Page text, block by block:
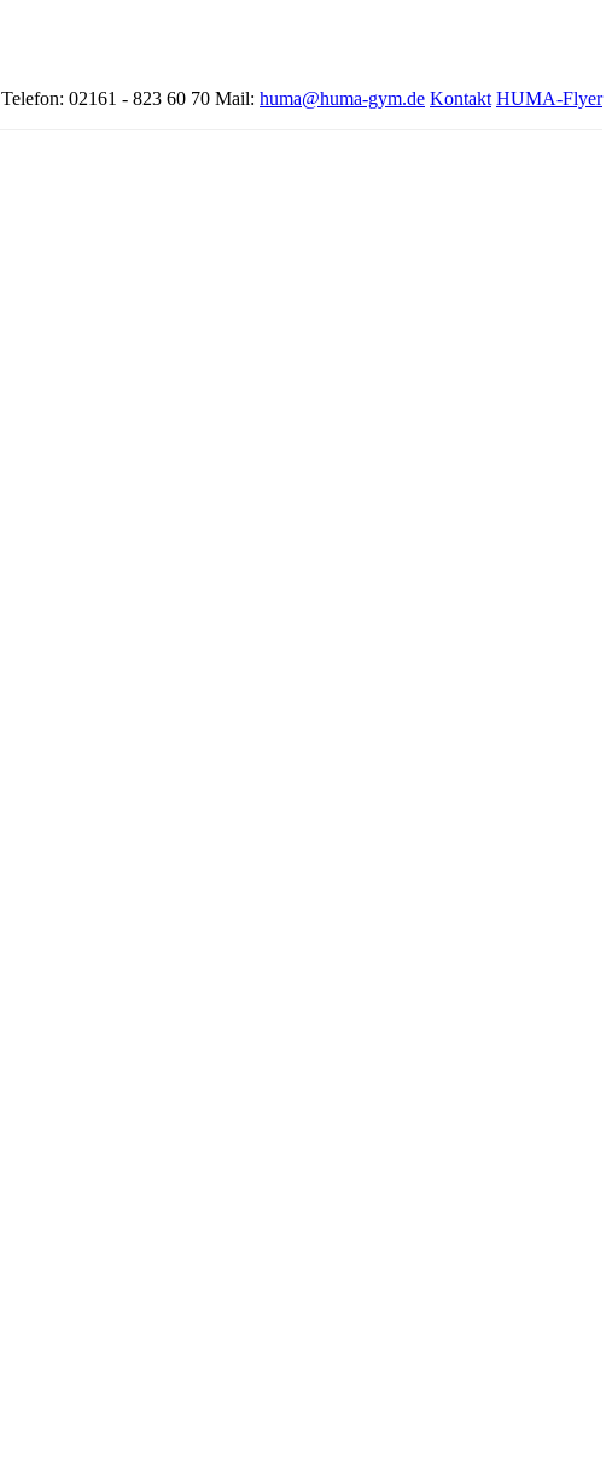
Telefon: 02161 - 823 60 70 Mail: huma@huma-gym.de Kontakt HUMA-Flyer